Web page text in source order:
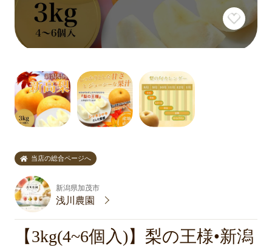
当店の総合ページへ
新潟県加茂市
浅川農園
【3kg(4~6個入)】梨の王様•新潟